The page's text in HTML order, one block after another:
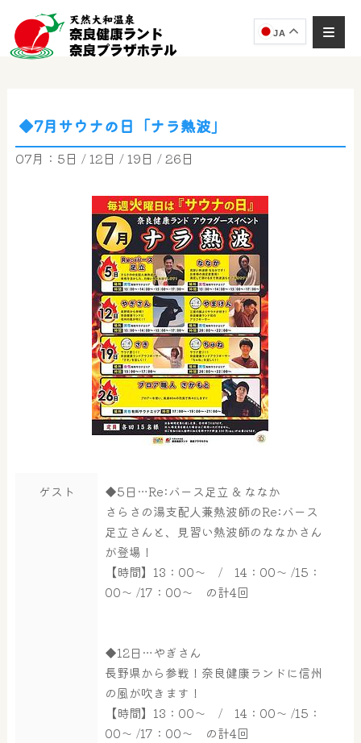
JA
◆7月サウナの日「ナラ熱波」
07月：5日 / 12日 / 19日 / 26日
ゲスト
◆5日…Re:バース足立 & ななか
さらさの湯支配人兼熱波師のRe:バース
足立さんと、見習い熱波師のななかさん
が登場！
【時間】13：00～ / 14：00～ /15：
00～ /17：00～ の計4回
◆12日…やぎさん
長野県から参戦！奈良健康ランドに信州
の風が吹きます！
【時間】13：00～ / 14：00～ /15：
00～ /17：00～ の計4回
AIコンシェルジュ
オンライン
奈良健康ランド AIコンシェルジュです。
ご質問をお伺いします。